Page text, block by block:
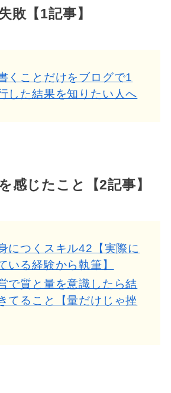
敗【1記事】
くことだけをブログで1
した結果を知りたい人へ
感じたこと【2記事】
につくスキル42【実際に
いる経験から執筆】
で質と量を意識したら結
てること【量だけじゃ挫